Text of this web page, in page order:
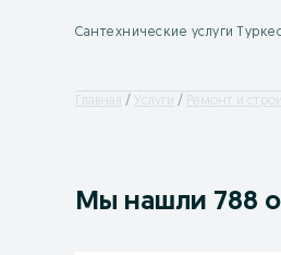
Сантехнические услуги
Главная Услуги Ремонт и
Мы нашли 788